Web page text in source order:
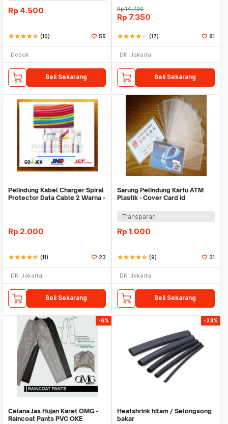
Rp 4.500
starstarstarstarstar_half (10) 55
Depok
Beli Sekarang
Rp14.700
Rp 7.350
starstarstarstarstar_border (17) 81
DKI Jakarta
Beli Sekarang
Pelindung Kabel Charger Spiral
Protector Data Cable 2 Warna -
Rp 2.000
starstarstarstarstar_half (11) 23
DKI Jakarta
Beli Sekarang
Sarung Pelindung Kartu ATM
Plastik - Cover Card Id
Transparan
Rp 1.000
starstarstarstarstar_half (9) 31
DKI Jakarta
Beli Sekarang
-6%
Celana Jas Hujan Karet OMG -
Raincoat Pants PVC OKE
-23%
Heatshrink hitam / Selongsong
bakar